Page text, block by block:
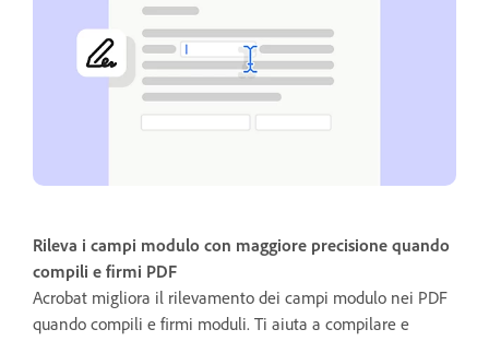
Rileva i campi modulo con maggiore precisione quando
compili e firmi PDF
Acrobat migliora il rilevamento dei campi modulo nei PDF
quando compili e firmi moduli. Ti aiuta a compilare e